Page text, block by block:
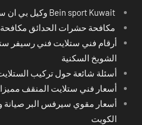
مكافحة حشرات الحدائق مكافحة
أرقام فني ستلايت فني رسيفر
الشويخ السكنية
أسئلة شائعة حول تركيب
أسعار فني ستلايت المنقف
أسعار مقوي سيرفس البر صيانة
الكويت